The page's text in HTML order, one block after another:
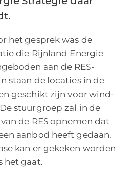
het gesprek was de
die Rijnland Energie
aan de RES-
staan de locaties in de
geschikt zijn voor wind-
stuurgroep zal in de
de RES opnemen dat
aanbod heeft gedaan.
kan er gekeken worden
het gaat.